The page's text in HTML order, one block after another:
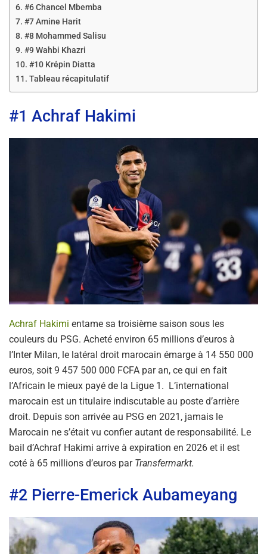
#6 Chancel Mbemba
#7 Amine Harit
#8 Mohammed Salisu
#9 Wahbi Khazri
#10 Krépin Diatta
Tableau récapitulatif
#1 Achraf Hakimi
Achraf Hakimi entame sa troisième saison sous les
couleurs du PSG. Acheté environ 65 millions d’euros à
l’Inter Milan, le latéral droit marocain émarge à 14 550 000
euros, soit 9 457 500 000 FCFA par an, ce qui en fait
l’Africain le mieux payé de la Ligue 1. L’international
marocain est un titulaire indiscutable au poste d’arrière
droit. Depuis son arrivée au PSG en 2021, jamais le
Marocain ne s’était vu confier autant de responsabilité. Le
bail d’Achraf Hakimi arrive à expiration en 2026 et il est
coté à 65 millions d’euros par Transfermarkt.
#2 Pierre-Emerick Aubameyang